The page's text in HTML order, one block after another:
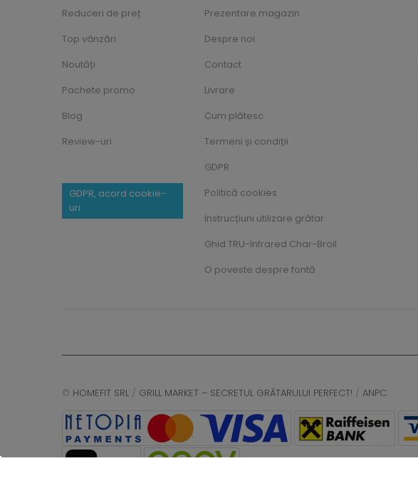
Reduceri de preț
Top vânzări
Noutăți
Pachete promo
Blog
Review-uri
GDPR, acord cookie-
uri
Prezentare magazin
Despre noi
Contact
Livrare
Cum plătesc
Termeni și condiții
GDPR
Politică cookies
Instrucțiuni utilizare grătar
Ghid TRU-Infrared Char-Broil
O poveste despre fontă
© HOMEFIT SRL / GRILL MARKET – SECRETUL GRĂTARULUI PERFECT! / ANPC